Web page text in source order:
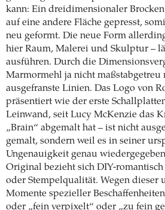
kann: Ein dreidimensionaler
auf eine andere Fläche gepresst,
neu geformt. Die neue Form
hier Raum, Malerei und Skulptur –
ausführen. Durch die
Marmormehl ja nicht maßstabgetreu
ausgefranste Linien. Das Logo von
präsentiert wie der erste
Leinwand, seit Lucy McKenzie das
„Brain“ abgemalt hat – ist nicht
gemalt, sondern weil es in seiner
Ungenauigkeit genau
Original bezieht sich DIY-romantisch
oder Stempelqualität. Wegen dieser
Momente spezieller
oder „fein verpixelt“ oder „zu fein